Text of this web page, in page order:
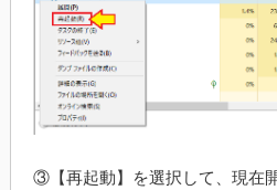
③【再起動】を選択して、現在